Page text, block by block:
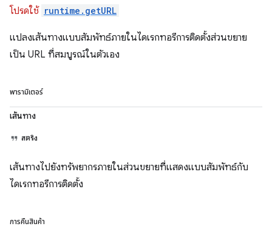
โปรดใช้ runtime.getURL
แปลงเส้นทางแบบสัมพัทธ์ภายในไดเรกทอรีการติดตั้งส่วนขยาย
เป็น URL ที่สมบูรณ์ในตัวเอง
พารามิเตอร์
เส้นทาง
สตริง
เส้นทางไปยังทรัพยากรภายในส่วนขยายที่แสดงแบบสัมพัทธ์กับ
ไดเรกทอรีการติดตั้ง
การคืนสินค้า